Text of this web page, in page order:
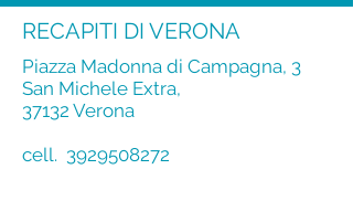
RECAPITI DI VERONA
Piazza Madonna di Campagna, 3
San Michele Extra,
37132 Verona
cell. 3929508272